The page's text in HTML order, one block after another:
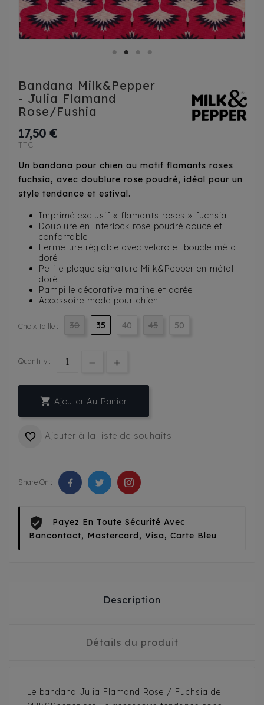
Bandana Milk&Pepper
- Julia Flamand
Rose/Fushia
17,50 €
TTC
Un bandana pour chien au motif flamants roses
fuchsia, avec doublure rose poudré, idéal pour un
style tendance et estival.
Imprimé exclusif « flamants roses » fuchsia
Doublure en interlock rose poudré douce et
confortable
Fermeture réglable avec velcro et boucle métal
doré
Petite plaque signature Milk&Pepper en métal
doré
Pampille décorative marine et dorée
Accessoire mode pour chien
Choix Taille : 30 35 40 45 50
Quantity :
 Ajouter Au Panier
 Ajouter à la liste de souhaits
Share On :
Payez En Toute Sécurité Avec
Bancontact, Mastercard, Visa, Carte Bleu
Description
Détails du produit
Le bandana Julia Flamand Rose / Fuchsia de